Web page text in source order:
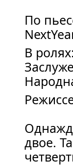
По
В ролях:
двое.